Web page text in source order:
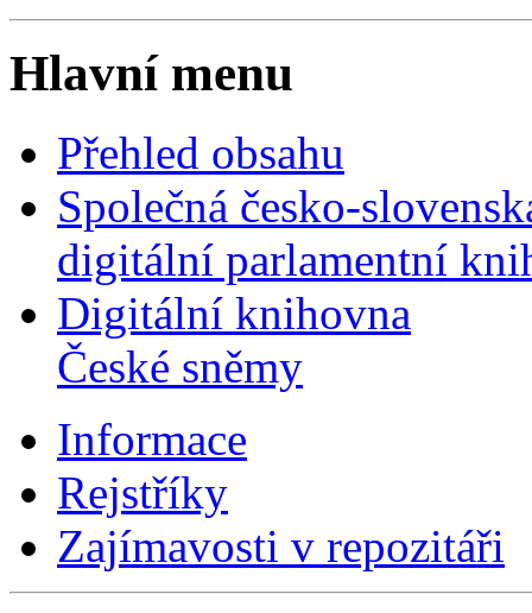
Hlavní menu
Přehled obsahu
Společná česko-
digitální parlamentní
Digitální knihovna
České sněmy
Informace
Rejstříky
Zajímavosti v repozitáři